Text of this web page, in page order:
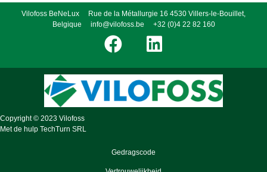
Vilofoss BeNeLux Rue de la Métallurgie 16 4530 Villers-le-Bouillet,
Belgique
info@vilofoss.be +32 (0)4 22 82 160
Copyright © 2023 Vilofoss
Met de hulp TechTurn SRL
Gedragscode